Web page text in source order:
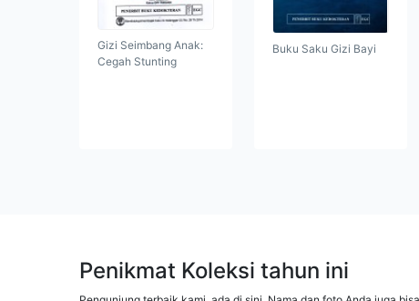
Gizi Seimbang Anak:
Cegah Stunting
Buku Saku Gizi Bayi
Penikmat Koleksi tahun ini